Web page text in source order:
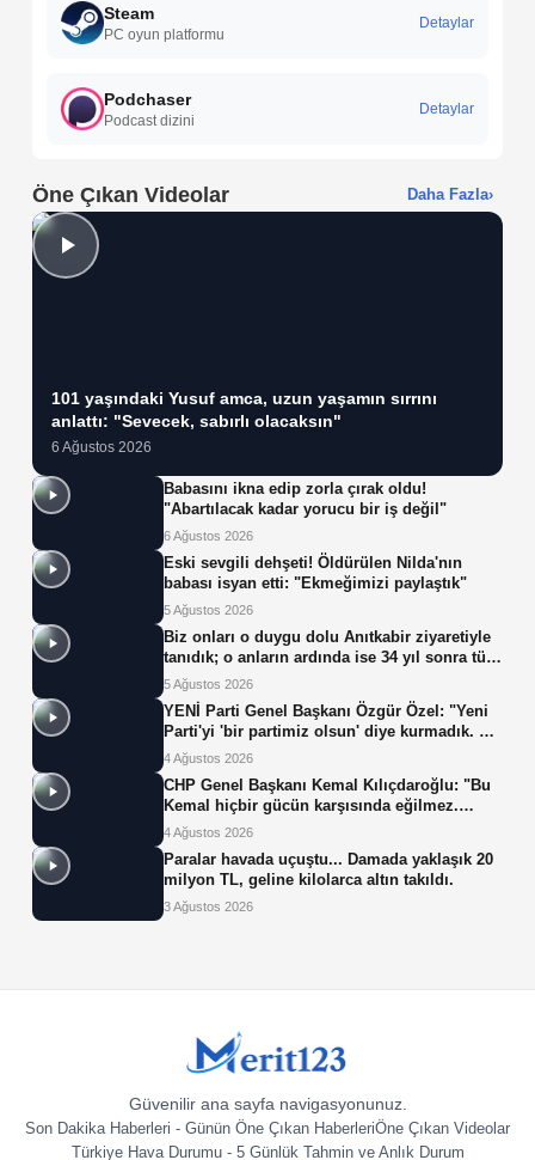
Steam
PC oyun platformu
Detaylar
Podchaser
Podcast dizini
Detaylar
Öne Çıkan Videolar Daha Fazla›
101 yaşındaki Yusuf amca, uzun yaşamın sırrını
anlattı: "Sevecek, sabırlı olacaksın"
6 Ağustos 2026
Babasını ikna edip zorla çırak oldu!
"Abartılacak kadar yorucu bir iş değil"
6 Ağustos 2026
Eski sevgili dehşeti! Öldürülen Nilda'nın
babası isyan etti: "Ekmeğimizi paylaştık"
5 Ağustos 2026
Biz onları o duygu dolu Anıtkabir ziyaretiyle
tanıdık; o anların ardında ise 34 yıl sonra tüp
bebek tedavisiyle gelen çifte mucize yatıyor.
5 Ağustos 2026
YENİ Parti Genel Başkanı Özgür Özel: "Yeni
Parti'yi 'bir partimiz olsun' diye kurmadık. Biz
yeni partiyi iktidar olsun, milleti iktidara
4 Ağustos 2026
CHP Genel Başkanı Kemal Kılıçdaroğlu: "Bu
Kemal hiçbir gücün karşısında eğilmez.
Sadece haklının önünde eğiliriz."
4 Ağustos 2026
Paralar havada uçuştu... Damada yaklaşık 20
milyon TL, geline kilolarca altın takıldı.
3 Ağustos 2026
Güvenilir ana sayfa navigasyonunuz.
Son Dakika Haberleri - Günün Öne Çıkan HaberleriÖne Çıkan Videolar
Türkiye Hava Durumu - 5 Günlük Tahmin ve Anlık Durum